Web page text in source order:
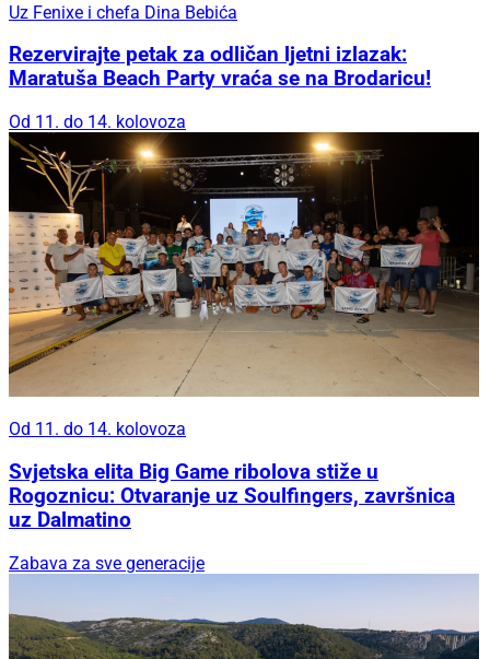
Uz Fenixe i chefa Dina Bebića
Rezervirajte petak za odličan ljetni izlazak:
Maratuša Beach Party vraća se na Brodaricu!
Od 11. do 14. kolovoza
Od 11. do 14. kolovoza
Svjetska elita Big Game ribolova stiže u
Rogoznicu: Otvaranje uz Soulfingers, završnica
uz Dalmatino
Zabava za sve generacije